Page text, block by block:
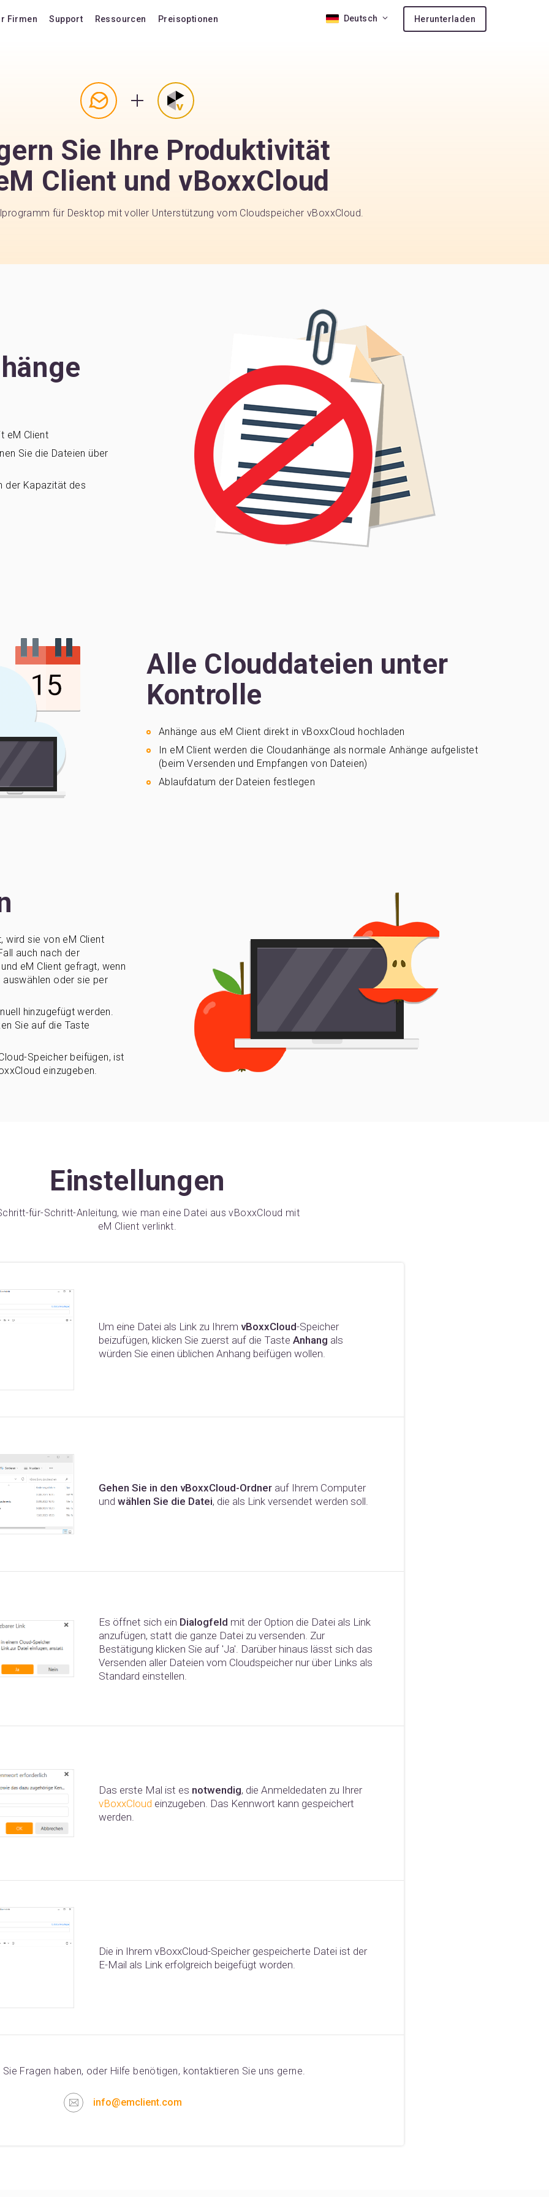
Firmen Support Ressourcen
Nutzerforum
Tastenkombinationen
Videoanleitungen
Dokumentation
Kompatibilität
Konkurrenzvergleich
Preisoptionen
Lebenslange Upgrades
Lizenz erweitern
Verlängerung vom VIP-Support
KI Add-On kaufen
Zusätzliches KI-Guthaben kaufen
Deutsch Herunterladen
Sie Ihre Produktivität
Client und vBoxxCloud
für Desktop mit voller Unterstützung vom Cloudspeicher vBoxxCloud.
eM Client
Sie die Dateien über
der Kapazität des
Alle Clouddateien unter
Kontrolle
Anhänge aus eM Client direkt in vBoxxCloud hochladen
In eM Client werden die Cloudanhänge als normale Anhänge aufgelistet
(beim Versenden und Empfangen von Dateien)
Ablaufdatum der Dateien festlegen
wird sie von eM Client
auch nach der
eM Client gefragt, wenn
oder sie per
hinzugefügt werden.
Sie auf die Taste
Speicher beifügen, ist
einzugeben.
Einstellungen
für-Schritt-Anleitung, wie man eine Datei aus vBoxxCloud mit
eM Client verlinkt.
Um eine Datei als Link zu Ihrem vBoxxCloud-Speicher
beizufügen, klicken Sie zuerst auf die Taste Anhang als
würden Sie einen üblichen Anhang beifügen wollen.
Gehen Sie in den vBoxxCloud-Ordnerauf Ihrem Computer
und wählen Sie die Datei, die als Link versendet werden soll.
Es öffnet sich ein Dialogfeld mit der Option die Datei als Link
anzufügen, statt die ganze Datei zu versenden. Zur
Bestätigung klicken Sie auf 'Ja'. Darüber hinaus lässt sich das
Versenden aller Dateien vom Cloudspeicher nur über Links als
Standard einstellen.
Das erste Mal ist es notwendig, die Anmeldedaten zu Ihrer
vBoxxCloud einzugeben. Das Kennwort kann gespeichert
werden.
Die in Ihrem vBoxxCloud-Speicher gespeicherte Datei ist der
E-Mail als Link erfolgreich beigefügt worden.
Fragen haben, oder Hilfe benötigen, kontaktieren Sie uns gerne.
info@emclient.com